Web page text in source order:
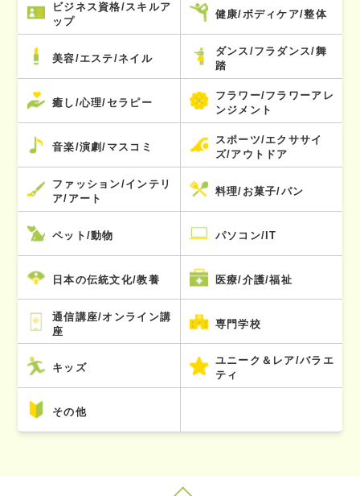
ビジネス資格/スキルア
ップ
健康/ボディケア/整体
美容/エステ/ネイル
ダンス/フラダンス/舞
踏
癒し/心理/セラピー
フラワー/フラワーアレ
ンジメント
音楽/演劇/マスコミ
スポーツ/エクササイ
ズ/アウトドア
ファッション/インテリ
ア/アート
料理/お菓子/パン
ペット/動物 パソコン/IT
日本の伝統文化/教養 医療/介護/福祉
通信講座/オンライン講
座
専門学校
キッズ
ユニーク＆レア/バラエ
ティ
その他